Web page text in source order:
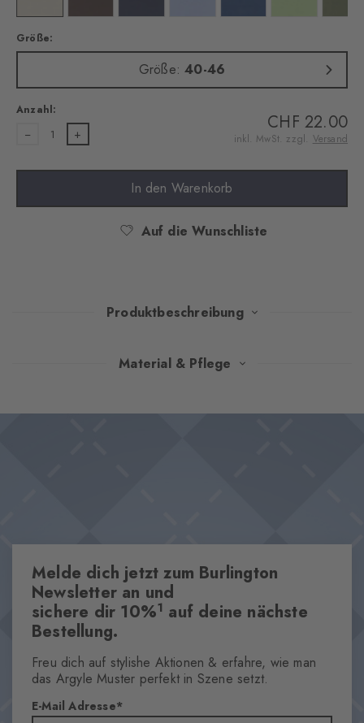
Größe:
Größe:40-46
Anzahl:
1 CHF 22.00
inkl. MwSt. zzgl. Versand
In den Warenkorb
Auf die Wunschliste
Produktbeschreibung
Feine, merzerisierte Baumwolle verleiht diesen unifarbenen
Material & Pflege
Eigenschaften
Geschlecht
Muster
Stickmotiv
Blickdicht
Melde dich jetzt zum Burlington
Newsletter an und
sichere dir 10%1 auf deine nächste
Bestellung.
Freu dich auf stylishe Aktionen & erfahre, wie man
das Argyle Muster perfekt in Szene setzt.
E-Mail Adresse